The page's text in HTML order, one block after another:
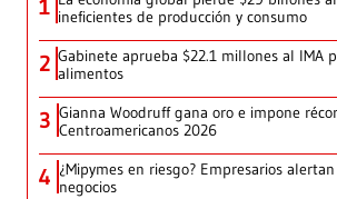
1 ineficientes de producción y consumo
2 Gabinete aprueba $22.1 millones al IMA
alimentos
3 Gianna Woodruff gana oro e impone
Centroamericanos 2026
4 ¿Mipymes en riesgo? Empresarios
negocios